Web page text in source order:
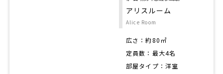
アリスルーム
Alice Room
広さ：約80㎡
定員数：最大4名
部屋タイプ：洋室